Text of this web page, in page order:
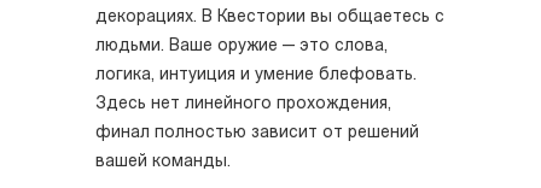
декорациях. В Квестории вы общаетесь с
людьми. Ваше оружие — это слова,
логика, интуиция и умение блефовать.
Здесь нет линейного прохождения,
финал полностью зависит от решений
вашей команды.